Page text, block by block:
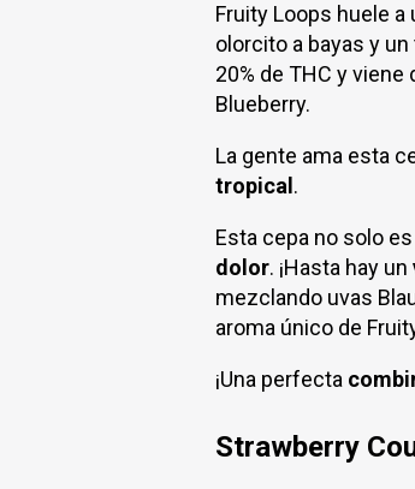
Fruity Loops huele
olorcito a bayas y
20% de THC y viene
Blueberry.
La gente ama esta
tropical .
Esta cepa no solo
dolor. ¡Hasta hay un
mezclando uvas
aroma único de
¡Una perfecta
Strawberry